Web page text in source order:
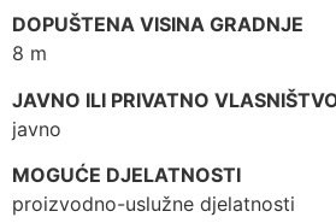
DOPUŠTENA VISINA GRADNJE
8 m
JAVNO ILI PRIVATNO
javno
MOGUĆE DJELATNOSTI
proizvodno-uslužne djelatnosti